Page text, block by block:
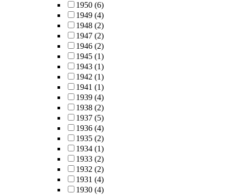
1950 (6)
1949 (4)
1948 (2)
1947 (2)
1946 (2)
1945 (1)
1943 (1)
1942 (1)
1941 (1)
1939 (4)
1938 (2)
1937 (5)
1936 (4)
1935 (2)
1934 (1)
1933 (2)
1932 (2)
1931 (4)
1930 (4)